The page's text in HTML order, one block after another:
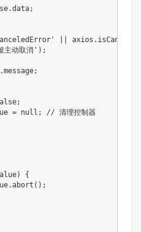
||
动取消');
= null; // 清理控制器
{